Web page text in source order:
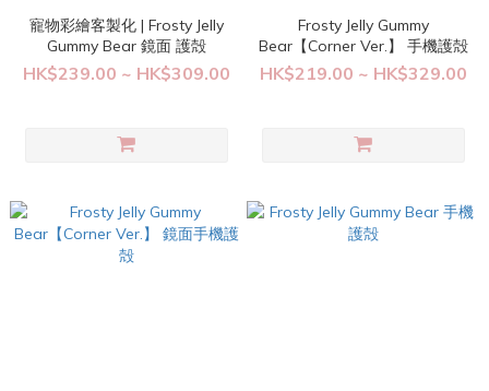
寵物彩繪客製化 | Frosty Jelly
Gummy Bear 鏡面 護殻
HK$239.00 ~ HK$309.00
Frosty Jelly Gummy
Bear【Corner Ver.】 手機護殻
HK$219.00 ~ HK$329.00